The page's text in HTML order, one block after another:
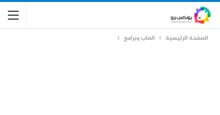
الصفحة الرئيسية العاب وبرامج